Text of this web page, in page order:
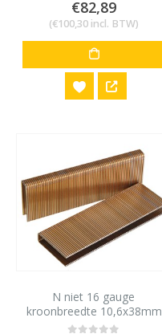
0out of 5
€82,89
(€100,30 incl. BTW)
N niet 16 gauge
kroonbreedte 10,6x38mm
10,000 stuks